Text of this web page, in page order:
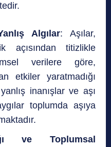
Algılar: Aşılar,
açısından titizlikle
verilere göre,
etkiler yaratmadığı
inanışlar ve aşı
toplumda aşıya
ve Toplumsal